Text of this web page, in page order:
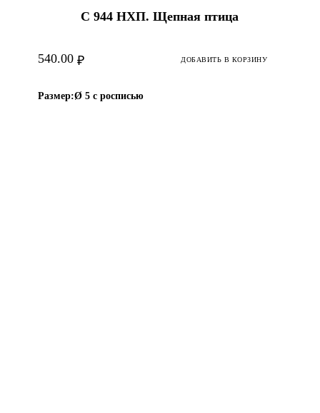
С 944 НХП. Щепная птица
₽
540.00 ДОБАВИТЬ В КОРЗИНУ
Размер:Ø 5 с росписью